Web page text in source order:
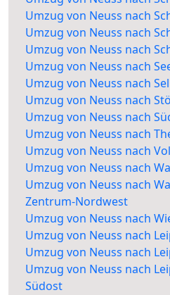
Umzug von Neuss nach
Umzug von Neuss nach
Umzug von Neuss nach
Umzug von Neuss nach
Umzug von Neuss nach
Umzug von Neuss nach
Umzug von Neuss nach
Umzug von Neuss nach
Umzug von Neuss nach
Umzug von Neuss nach
Umzug von Neuss nach
Zentrum-Nordwest
Umzug von Neuss nach
Umzug von Neuss nach
Umzug von Neuss nach
Umzug von Neuss nach
Südost